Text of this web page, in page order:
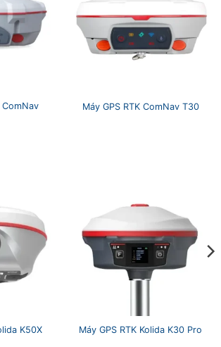
ComNav
Máy GPS RTK ComNav T30
K50X Máy GPS RTK Kolida K30 Pro